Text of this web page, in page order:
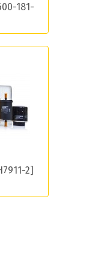
181-
2]